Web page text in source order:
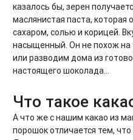
казалось бы, зерен
маслянистая паста, которая
сахаром, солью и корицей.
насыщенный. Он не похож на
или разводим дома из
настоящего шоколада…
Что такое
А что же с нашим какао из
порошок отличается тем,